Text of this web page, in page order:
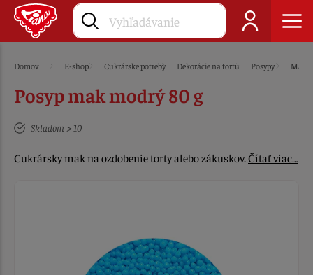
Domov E-shop Cukrárske potreby Dekorácie na tortu Posypy Mak
Posyp mak modrý 80 g
Skladom > 10
Cukrársky mak na ozdobenie torty alebo zákuskov.Čítať viac…